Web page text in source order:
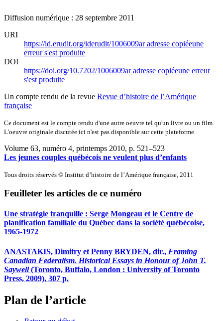
Diffusion numérique : 28 septembre 2011
URI
https://id.erudit.org/iderudit/1006009aradresse copiéeune
erreur s'est produite
DOI
https://doi.org/10.7202/1006009aradresse copiéeune erreur
s'est produite
Un compte rendu de la revue Revue d’histoire de l’Amérique
française
Ce document est le compte rendu d'une autre oeuvre tel qu'un livre ou un film.
L'oeuvre originale discutée ici n'est pas disponible sur cette plateforme.
Volume 63, numéro 4, printemps 2010, p. 521–523
Les jeunes couples québécois ne veulent plus d’enfants
Tous droits réservés © Institut d’histoire de l’Amérique française, 2011
Feuilleter les articles de ce numéro
Une stratégie tranquille : Serge Mongeau et le Centre de
planification familiale du Québec dans la société québécoise,
1965-1972
ANASTAKIS, Dimitry et Penny BRYDEN, dir., Framing
Canadian Federalism. Historical Essays in Honour of John T.
Saywell(Toronto, Buffalo, London : University of Toronto
Press, 2009), 307 p.
Plan de l’article